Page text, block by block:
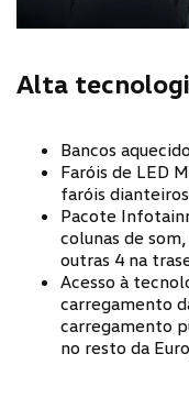
Alta
Bancos
Faróis de LED
faróis
Pacote
colunas de
outras 4 na
Acesso à
carregamento
carregamento
no resto da